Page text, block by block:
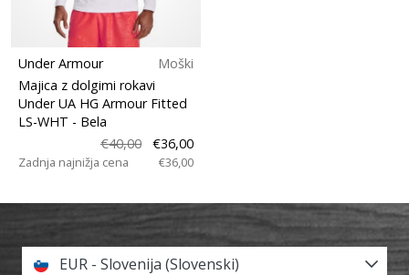
Under Armour
Moški
Majica z dolgimi rokavi
Under UA HG Armour Fitted
LS-WHT - Bela
€40,00
€36,00
Zadnja najnižja cena €36,00
EUR - Slovenija (Slovenski)